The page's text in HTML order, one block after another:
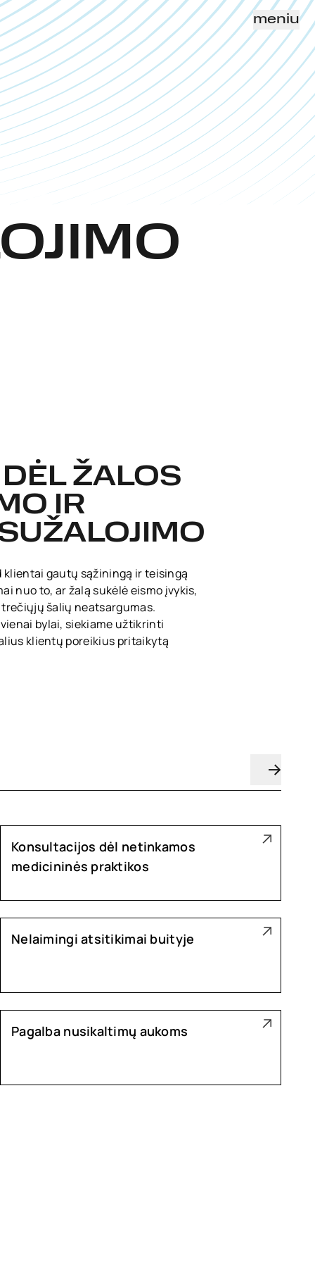
meniu
ŽALOS
IR
gautų sąžiningą ir teisingą
nuo to, ar žalą sukėlė eismo įvykis,
šalių neatsargumas.
bylai, siekiame užtikrinti
klientų poreikius pritaikytą
Konsultacijos dėl netinkamos
medicininės praktikos
Nelaimingi atsitikimai buityje
Pagalba nusikaltimų aukoms